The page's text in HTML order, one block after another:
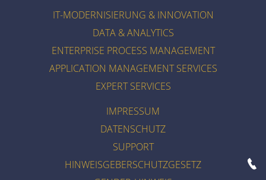
IT-MODERNISIERUNG & INNOVATION
DATA & ANALYTICS
ENTERPRISE PROCESS MANAGEMENT
APPLICATION MANAGEMENT SERVICES
EXPERT SERVICES
IMPRESSUM
DATENSCHUTZ
SUPPORT
HINWEISGEBERSCHUTZGESETZ